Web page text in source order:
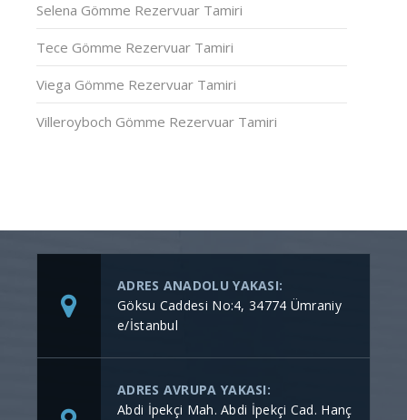
Selena Gömme Rezervuar Tamiri
Tece Gömme Rezervuar Tamiri
Viega Gömme Rezervuar Tamiri
Villeroyboch Gömme Rezervuar Tamiri
ADRES ANADOLU YAKASI:
Göksu Caddesi No:4, 34774 Ümraniy
e/İstanbul
ADRES AVRUPA YAKASI:
Abdi İpekçi Mah. Abdi İpekçi Cad. Hanç